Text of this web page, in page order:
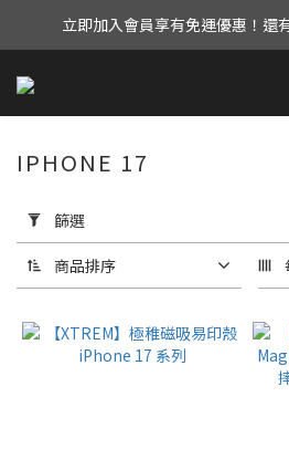
UAG iPhone17 全系列
立即加入會員享有免運優惠！還
UAG iPhone17 全系列
篩
選
(0/20)
選
IPHONE 17
篩選
商品排序